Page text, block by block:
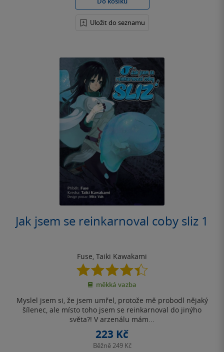
Uložit do seznamu
Jak jsem se reinkarnoval coby sliz 1
Fuse, Taiki Kawakami
4.4
z
5
měkká vazba
Myslel jsem si, že jsem umřel, protože mě probodl nějaký
šílenec, ale místo toho jsem se reinkarnoval do jinýho
světa?! V arzenálu mám...
223 Kč
Běžně249 Kč